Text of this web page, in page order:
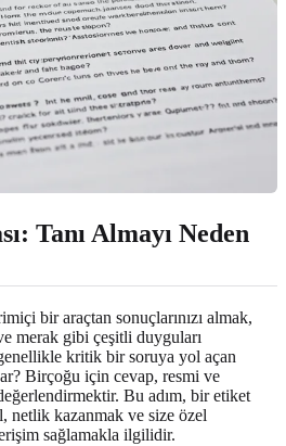
Tanı Almayı Neden
bir araçtan sonuçlarınızı almak,
merak gibi çeşitli duyguları
kritik bir soruya yol açan
Birçoğu için cevap, resmi ve
Bu adım, bir etiket
netlik kazanmak ve size özel
sağlamakla ilgilidir.